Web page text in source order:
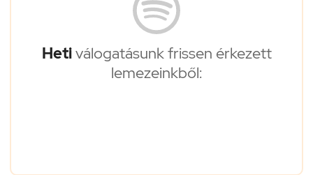
Hetiválogatásunk frissen érkezett
lemezeinkből: